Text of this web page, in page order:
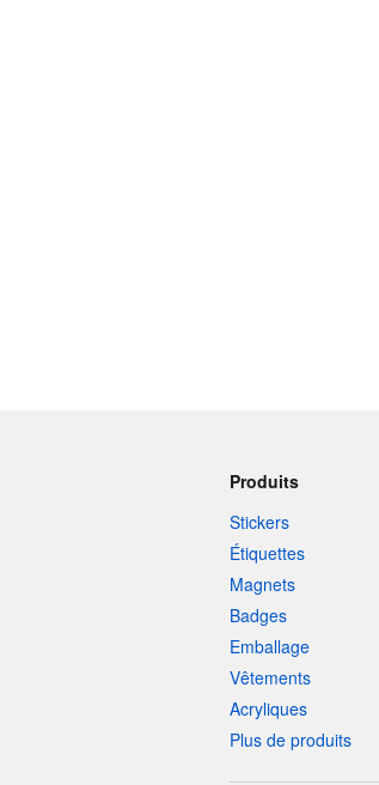
Produits
Stickers
Étiquettes
Magnets
Badges
Emballage
Vêtements
Acryliques
Plus de produits